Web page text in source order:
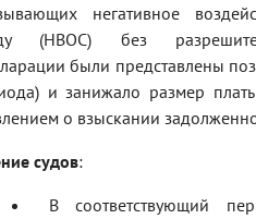
негативное
(НВОС) без
были представлены
и занижало размер
о взыскании
судов:
В соответствующий